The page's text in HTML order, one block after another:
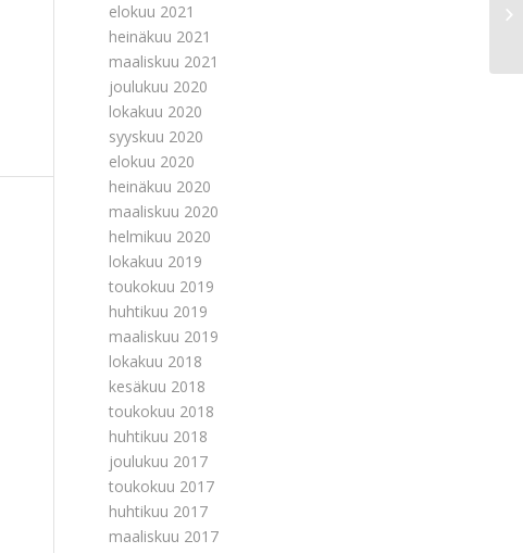
elokuu 2021
heinäkuu 2021
maaliskuu 2021
joulukuu 2020
lokakuu 2020
syyskuu 2020
elokuu 2020
heinäkuu 2020
maaliskuu 2020
helmikuu 2020
lokakuu 2019
toukokuu 2019
huhtikuu 2019
maaliskuu 2019
lokakuu 2018
kesäkuu 2018
toukokuu 2018
huhtikuu 2018
joulukuu 2017
toukokuu 2017
huhtikuu 2017
maaliskuu 2017